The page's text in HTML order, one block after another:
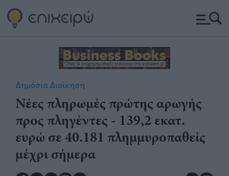
Δημόσια Διοίκηση
Νέες πληρωμές πρώτης αρωγής
προς πληγέντες - 139,2 εκατ.
ευρώ σε 40.181 πλημμυροπαθείς
μέχρι σήμερα